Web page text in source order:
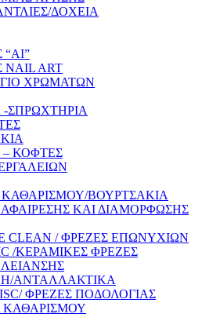
ΔΟΧΕΙΑ
ART
ΧΡΩΜΑΤΩΝ
-ΣΠΡΩΧΤΗΡΙΑ
ΚΟΦΤΕΣ
ΚΑΘΑΡΙΣΜΟΥ/ΒΟΥΡΤΣΑΚΙΑ
ΚΑΙ ΔΙΑΜΟΡΦΩΣΗΣ
CLEAN / ΦΡΕΖΕΣ ΕΠΩΝΥΧΙΩΝ
/ΚΕΡΑΜΙΚΕΣ ΦΡΕΖΕΣ
ΑΝΤΑΛΛΑΚΤΙΚΑ
ΦΡΕΖΕΣ ΠΟΔΟΛΟΓΙΑΣ
ΚΑΘΑΡΙΣΜΟΥ